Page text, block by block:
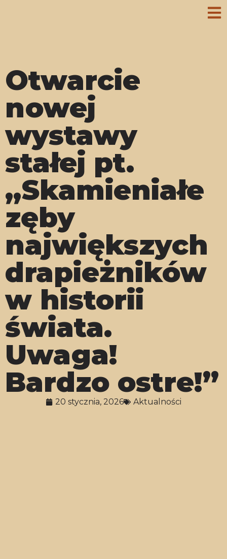
Otwarcie
nowej
wystawy
stałej pt.
„Skamieniałe
zęby
największych
drapieżników
w historii
świata.
Uwaga!
Bardzo ostre!”
20 stycznia, 2026 Aktualności